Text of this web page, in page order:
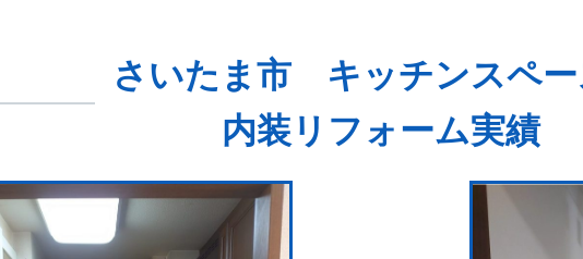
さいたま市 キッチンスペー
内装リフォーム実績